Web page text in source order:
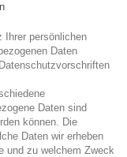
Ihrer persönlichen
Daten
Daten sind
können. Die
Daten wir erheben
und zu welchem Zweck